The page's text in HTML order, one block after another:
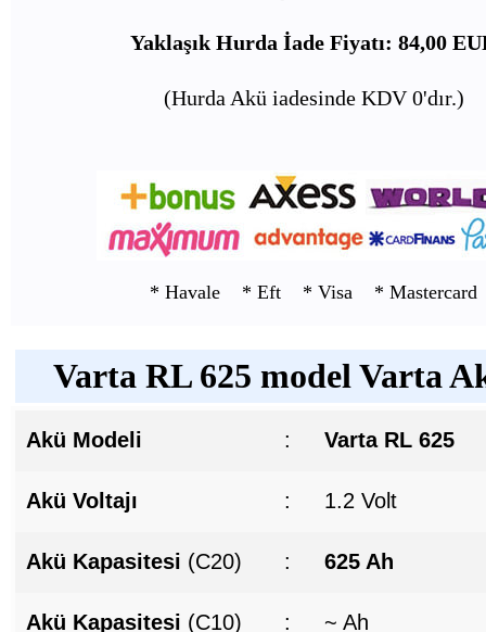
Yaklaşık Hurda İade Fiyatı: 84,00
(Hurda Akü iadesinde KDV 0'dır.)
* Havale * Eft * Visa * Mastercard
Varta RL 625 model Varta
Akü Modeli : Varta RL 625
Akü Voltajı : 1.2 Volt
Akü Kapasitesi (C20) : 625 Ah
Akü Kapasitesi (C10) : ~ Ah